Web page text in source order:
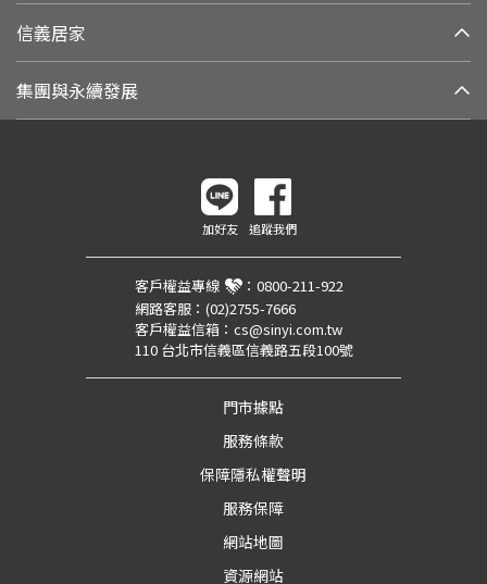
信義居家
集團與永續發展
加好友 追蹤我們
客戶權益專線 ： 0800-211-922
網路客服： (02)2755-7666
客戶權益信箱： cs@sinyi.com.tw
110 台北市信義區信義路五段100號
門市據點
服務條款
保障隱私權聲明
服務保障
網站地圖
資源網站